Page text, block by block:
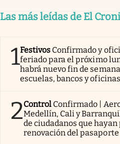
Las más leídas de El
1Festivos Confirmado y
feriado para el próximo
habrá nuevo fin de
escuelas, bancos y
2Control Confirmado |
Medellín, Cali y
de ciudadanos que
renovación del pasaporte